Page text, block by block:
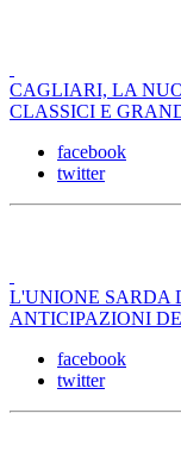
CAGLIARI, LA
CLASSICI E
facebook
twitter
L'UNIONE SARDA
ANTICIPAZIONI
facebook
twitter